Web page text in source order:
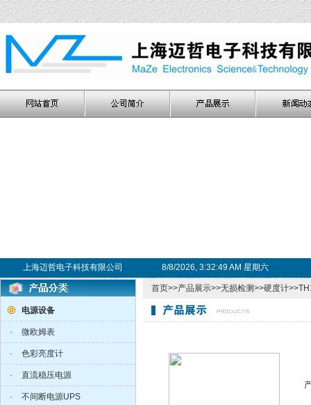
上海迈哲电子科技有限公司 8/8/2026, 3:32:50 AM 星期六
电源设备
· 微欧姆表
· 色彩亮度计
· 直流稳压电源
· 不间断电源UPS
首页>>产品展示>>无损检测>>硬度计